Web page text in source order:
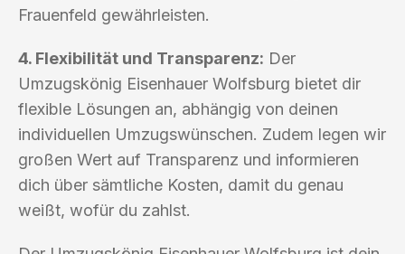
Frauenfeld gewährleisten.
4. Flexibilität und Transparenz: Der
Umzugskönig Eisenhauer Wolfsburg bietet dir
flexible Lösungen an, abhängig von deinen
individuellen Umzugswünschen. Zudem legen wir
großen Wert auf Transparenz und informieren
dich über sämtliche Kosten, damit du genau
weißt, wofür du zahlst.